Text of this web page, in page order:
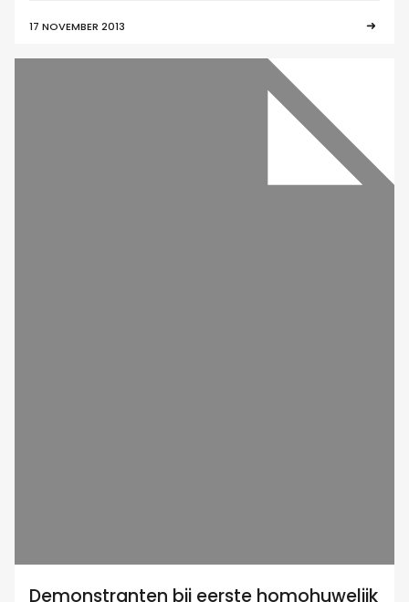
17 NOVEMBER 2013
Demonstranten bij eerste homohuwelijk